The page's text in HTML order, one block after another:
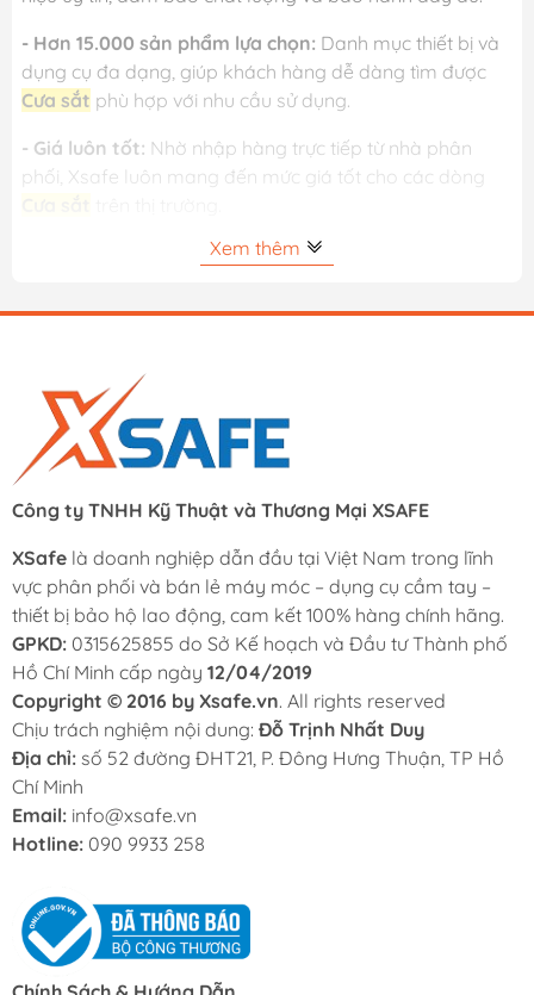
- Hơn 15.000 sản phẩm lựa chọn: Danh mục thiết bị và
dụng cụ đa dạng, giúp khách hàng dễ dàng tìm được
Cưa sắt phù hợp với nhu cầu sử dụng.
- Giá luôn tốt: Nhờ nhập hàng trực tiếp từ nhà phân
phối, Xsafe luôn mang đến mức giá tốt cho các dòng
- Đổi trả 15 ngày – xuất VAT đầy đủ:
hóa đơn VAT cho cá nhân và doanh nghiệp.
TP.HCM và giao hàng toàn quốc.
Xem thêm:
Dao Cắt Ống Đồng
Kéo Cắt Tôn
Cưa Cắt Cành
Kéo Cắt Cành
Xem thêm
Công ty TNHH Kỹ Thuật và Thương Mại XSAFE
XSafe là doanh nghiệp dẫn đầu tại Việt Nam trong lĩnh
vực phân phối và bán lẻ máy móc – dụng cụ cầm tay –
thiết bị bảo hộ lao động, cam kết 100% hàng chính hãng.
GPKD: 0315625855 do Sở Kế hoạch và Đầu tư Thành phố
Hồ Chí Minh cấp ngày 12/04/2019
Copyright © 2016 by Xsafe.vn. All rights reserved
Chịu trách nghiệm nội dung: Đỗ Trịnh Nhất Duy
Địa chỉ: số 52 đường ĐHT21, P. Đông Hưng Thuận, TP Hồ
Chí Minh
Email: info@xsafe.vn
Hotline: 090 9933 258